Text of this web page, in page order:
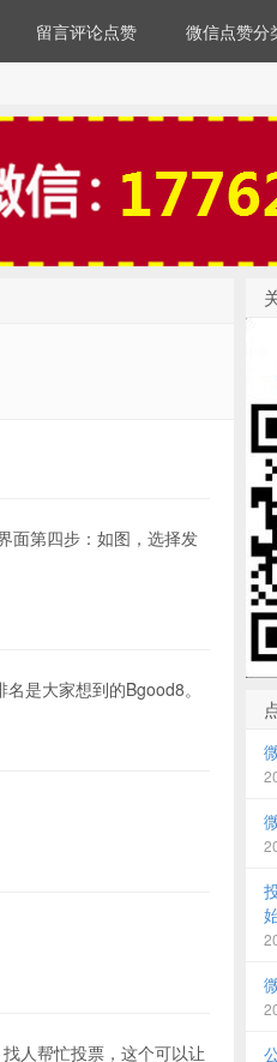
留言评论点赞 微信点赞分
面第四步：如图，选择发
是大家想到的Bgood8。
人帮忙投票，这个可以让